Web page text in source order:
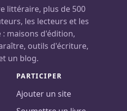
littéraire, plus de 500
les lecteurs et les
maisons d'édition,
outils d'écriture,
un blog.
PARTICIPER
Ajouter un site